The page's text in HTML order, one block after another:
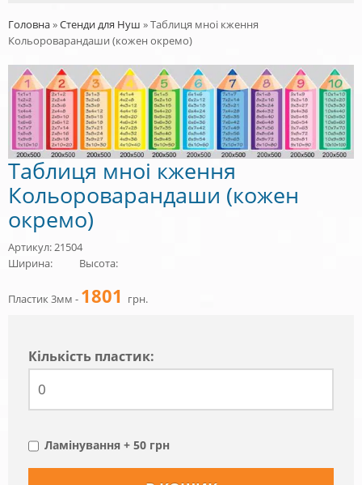
Головна»Стенди для Нуш »Таблиця мноі кження
Кольороварандаши (кожен окремо)
Таблиця мноі кження
Кольороварандаши (кожен
окремо)
Артикул: 21504
Ширина:
Высота:
Пластик 3мм - 1801 грн.
Кiлькiсть пластик:
Ламінування + 50 грн